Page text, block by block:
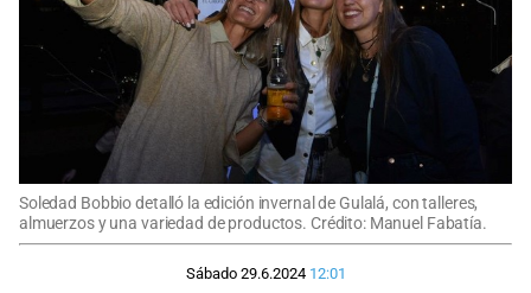
Soledad Bobbio detalló la edición invernal de Gulalá, con talleres,
almuerzos y una variedad de productos. Crédito: Manuel Fabatía.
Sábado 29.6.2024 12:01